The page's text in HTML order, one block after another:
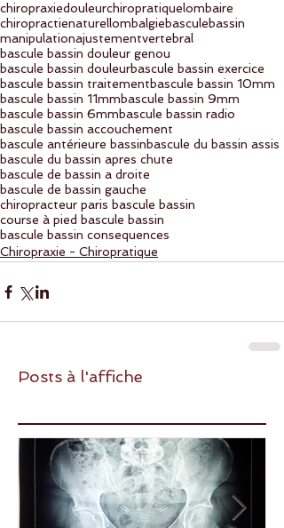
chiropraxiedouleurchiropratiquelombaire
chiropractienaturellombalgiebasculebassin
manipulationajustementvertebral
bascule bassin douleur genou
bascule bassin douleurbascule bassin exercice
bascule bassin traitementbascule bassin 10mm
bascule bassin 11mmbascule bassin 9mm
bascule bassin 6mmbascule bassin radio
bascule bassin accouchement
bascule antérieure bassinbascule du bassin assis
bascule du bassin apres chute
bascule de bassin a droite
bascule de bassin gauche
chiropracteur paris bascule bassin
course à pied bascule bassin
bascule bassin consequences
Chiropraxie - Chiropratique
Posts à l'affiche